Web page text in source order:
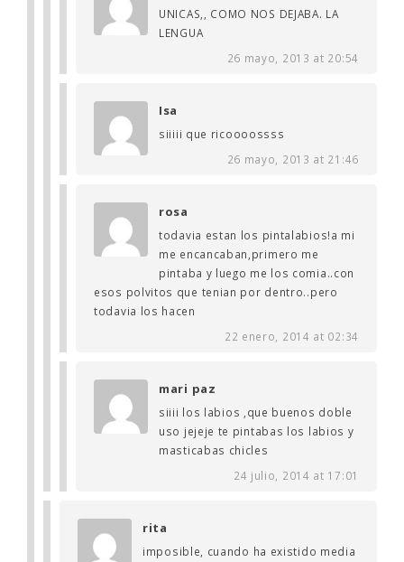
UNICAS,, COMO NOS DEJABA. LA
LENGUA
26 mayo, 2013 at 20:54
Isa
siiiii que ricoooossss
26 mayo, 2013 at 21:46
rosa
todavia estan los pintalabios!a mi
me encancaban,primero me
pintaba y luego me los comia..con
esos polvitos que tenian por dentro..pero
todavia los hacen
22 enero, 2014 at 02:34
mari paz
siiii los labios ,que buenos doble
uso jejeje te pintabas los labios y
masticabas chicles
24 julio, 2014 at 17:01
rita
imposible, cuando ha existido media